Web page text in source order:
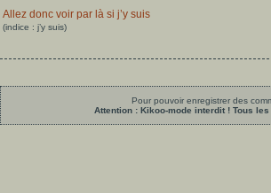
Allez donc voir par là si j’y suis
(indice : j’y suis)
Pour pouvoir enregistrer des
Attention : Kikoo-mode interdit ! Tous